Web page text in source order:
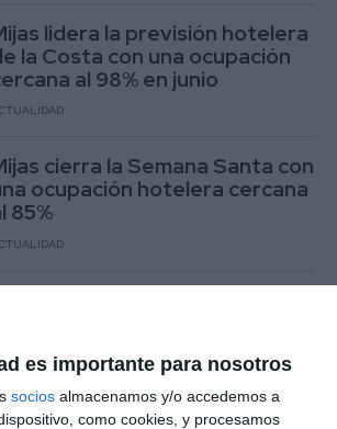
es importante para nosotros
socios almacenamos y/o accedemos a
como cookies, y procesamos
lidera la previsión hotelera
la Costa con una ocupación
al 98% en junio
cierra la Semana Santa con
ocupación hotelera cercana
85%